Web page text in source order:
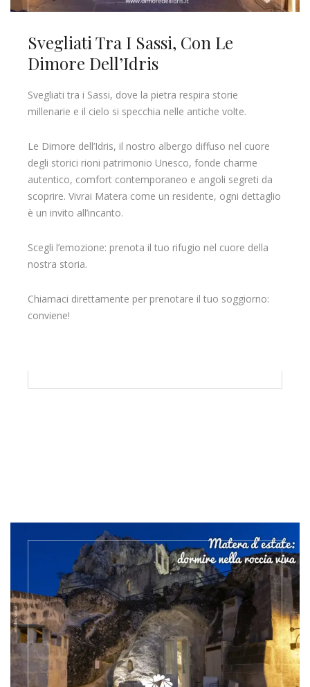
Svegliati Tra I Sassi, Con Le
Dimore Dell’Idris
Svegliati tra i Sassi, dove la pietra respira storie
millenarie e il cielo si specchia nelle antiche volte.
Le Dimore dell’Idris, il nostro albergo diffuso nel cuore
degli storici rioni patrimonio Unesco, fonde charme
autentico, comfort contemporaneo e angoli segreti da
scoprire. Vivrai Matera come un residente, ogni dettaglio
è un invito all’incanto.
Scegli l’emozione: prenota il tuo rifugio nel cuore della
nostra storia.
Chiamaci direttamente per prenotare il tuo soggiorno:
conviene!